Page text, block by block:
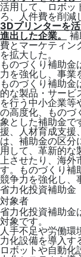
活用して、ロボッ
ろ、人件費を削減
3Dプリンターを
進出した企業。補
費とマーケティン
を拡大した。
ものづくり補助
力を強化し、事業
ものづくり補助
的な製品・サービ
を行う中小企業等
の高度化、ものづ
象とした補助金で
援、人材育成支援
は、補助金の区分
用して、革新的な
上させたり、海
す。ものづくり補
競争力を強化し、
省力化投資補助金
対象者
省力化投資補助金
対象です。
人手不足や労働
力化設備を導入す
ロボットや自動